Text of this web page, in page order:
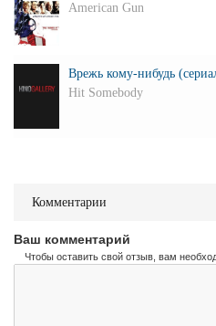
American Gun
Врежь кому-нибудь
Hit Somebody
Комментарии
Ваш комментарий
Чтобы оставить свой отзыв, вам